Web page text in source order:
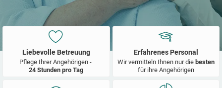
Liebevolle Betreuung
Pflege Ihrer Angehörigen -
24 Stunden pro Tag
Erfahrenes Personal
Wir vermitteln Ihnen nur die besten
für ihre Angehörigen